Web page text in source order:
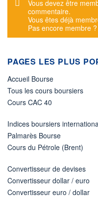
Message d'alerte
Vous devez être
commentaire.
Vous êtes déjà
Pas encore membre ?
PAGES LES PLUS
Accueil Bourse
Tous les cours boursiers
Cours CAC 40
Indices boursiers
Palmarès Bourse
Cours du Pétrole (Brent)
Convertisseur de devises
Convertisseur dollar / euro
Convertisseur euro / dollar